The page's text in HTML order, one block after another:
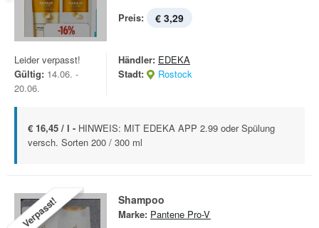
Preis: € 3,29
Leider verpasst!
Gültig: 14.06. -
20.06.
Händler: EDEKA
Stadt:
Rostock
€ 16,45 / l - HINWEIS: MIT EDEKA APP 2.99 oder Spülung
versch. Sorten 200 / 300 ml
Verpasst! Shampoo
Marke: Pantene Pro-V